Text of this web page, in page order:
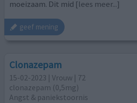
moeizaam. Dit mid [lees meer...]
geef mening
Clonazepam
15-02-2023 | Vrouw | 72
clonazepam (0,5mg)
Angst & paniekstoornis